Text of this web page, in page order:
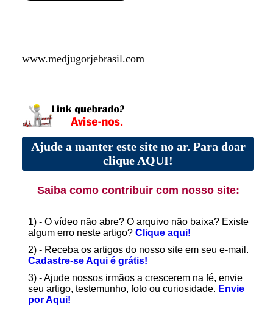
www.medjugorjebrasil.com
Ajude a manter este site no ar. Para doar
clique AQUI!
Saiba como contribuir com nosso site:
1) - O vídeo não abre? O arquivo não baixa? Existe
algum erro neste artigo? Clique aqui!
2) - Receba os artigos do nosso site em seu e-mail.
Cadastre-se Aqui é grátis!
3) - Ajude nossos irmãos a crescerem na fé, envie
seu artigo, testemunho, foto ou curiosidade. Envie
por Aqui!